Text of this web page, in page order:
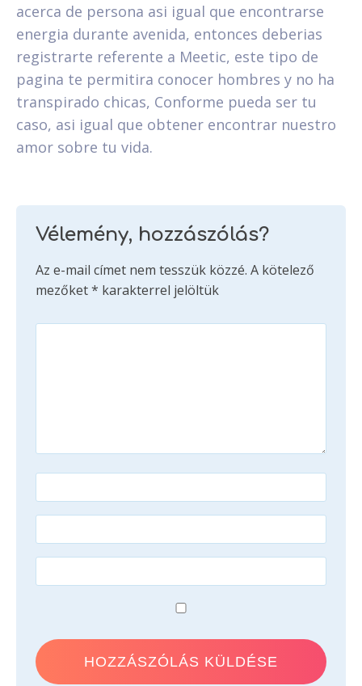
acerca de persona asi­ igual que encontrarse
energia durante avenida, entonces deberias
registrarte referente a Meetic, este tipo de
pagina te permitira conocer hombres y no ha
transpirado chicas, Conforme pueda ser tu
caso, asi­ igual que obtener encontrar nuestro
amor sobre tu vida.
Vélemény, hozzászólás?
Az e-mail címet nem tesszük közzé. A kötelező
mezőket* karakterrel jelöltük